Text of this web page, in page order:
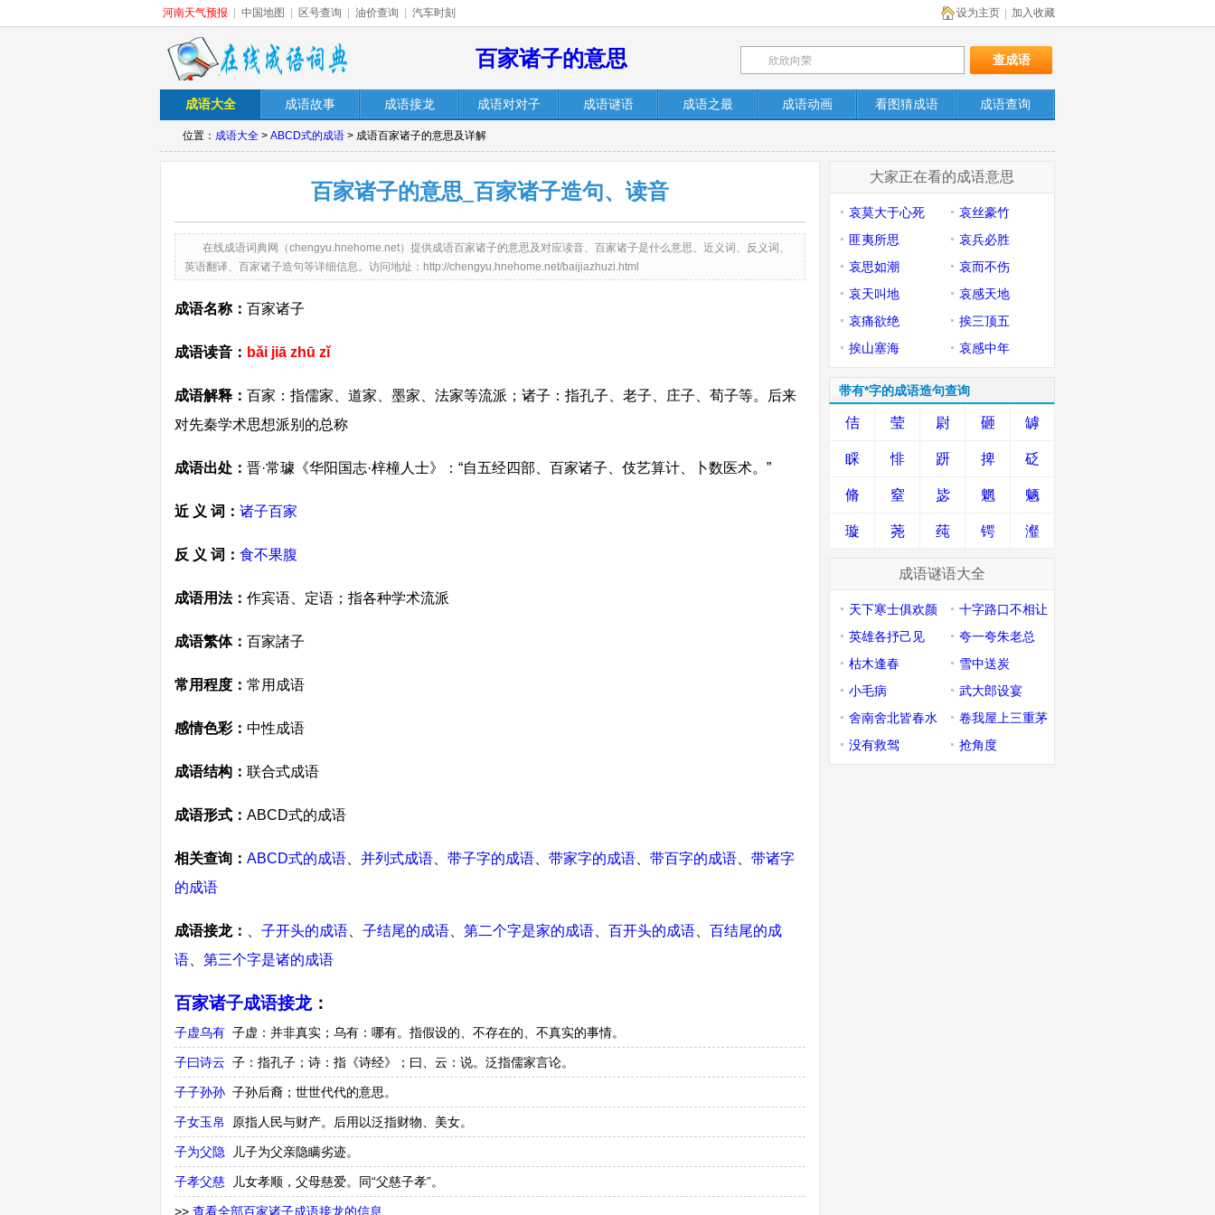
河南天气预报 中国地图 区号查询 油价查询 汽车时刻 加入收藏
设为主页
百家诸子的意思
成语大全 成语故事 成语接龙 成语对对子 成语谜语 成语之最 成语动画 看图猜成语 成语查询
位置： 成语大全 > ABCD式的成语 > 成语百家诸子的意思及详解
百家诸子的意思_百家诸子造句、读音
在线成语词典网（chengyu.hnehome.net）提供成语百家诸子的意思及对应读音、百家诸子是什么意思、近义词、反义词、
英语翻译、百家诸子造句等详细信息。访问地址：http://chengyu.hnehome.net/baijiazhuzi.html
成语名称： 百家诸子
成语读音： bǎi jiā zhū zǐ
成语解释： 百家：指儒家、道家、墨家、法家等流派；诸子：指孔子、老子、庄子、荀子等。后来
对先秦学术思想派别的总称
成语出处： 晋·常璩《华阳国志·梓橦人士》：“自五经四部、百家诸子、伎艺算计、卜数医术。”
近 义 词： 诸子百家
反 义 词： 食不果腹
成语用法： 作宾语、定语；指各种学术流派
成语繁体： 百家諸子
常用程度： 常用成语
感情色彩： 中性成语
成语结构： 联合式成语
成语形式： ABCD式的成语
相关查询： ABCD式的成语 并列式成语 带子字的成语 带家字的成语 带百字的成语
带诸字
的成语
成语接龙： 子开头的成语 子结尾的成语 第二个字是家的成语 百开头的成语
百结尾的成
语
第三个字是诸的成语
百家诸子成语接龙：
子虚乌有 子虚：并非真实；乌有：哪有。指假设的、不存在的、不真实的事情。
子曰诗云 子：指孔子；诗：指《诗经》；曰、云：说。泛指儒家言论。
子子孙孙 子孙后裔；世世代代的意思。
子女玉帛 原指人民与财产。后用以泛指财物、美女。
子为父隐 儿子为父亲隐瞒劣迹。
子孝父慈 儿女孝顺，父母慈爱。同“父慈子孝”。
>> 查看全部百家诸子成语接龙的信息
大家正在看的成语意思
哀莫大于心死
哀丝豪竹
匪夷所思
哀兵必胜
哀思如潮
哀而不伤
哀天叫地
哀感天地
哀痛欲绝
挨三顶五
挨山塞海
哀感中年
带有*字的成语造句查询
佶 莹 尉 砸 罅
睬 悱 趼 捭 砭
脩 窒 毖 魍 魉
璇 荛 莼 锷 瀣
成语谜语大全
天下寒士俱欢颜
十字路口不相让
英雄各抒己见
夸一夸朱老总
枯木逢春
雪中送炭
小毛病
武大郎设宴
舍南舍北皆春水
卷我屋上三重茅
没有救驾
抢角度